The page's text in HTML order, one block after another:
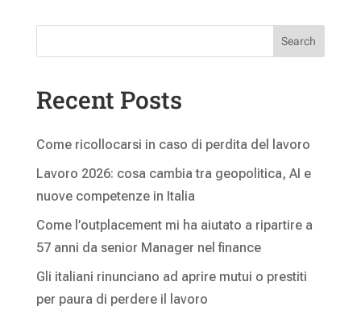
Search
Recent Posts
Come ricollocarsi in caso di perdita del lavoro
Lavoro 2026: cosa cambia tra geopolitica, AI e
nuove competenze in Italia
Come l’outplacement mi ha aiutato a ripartire a
57 anni da senior Manager nel finance
Gli italiani rinunciano ad aprire mutui o prestiti
per paura di perdere il lavoro